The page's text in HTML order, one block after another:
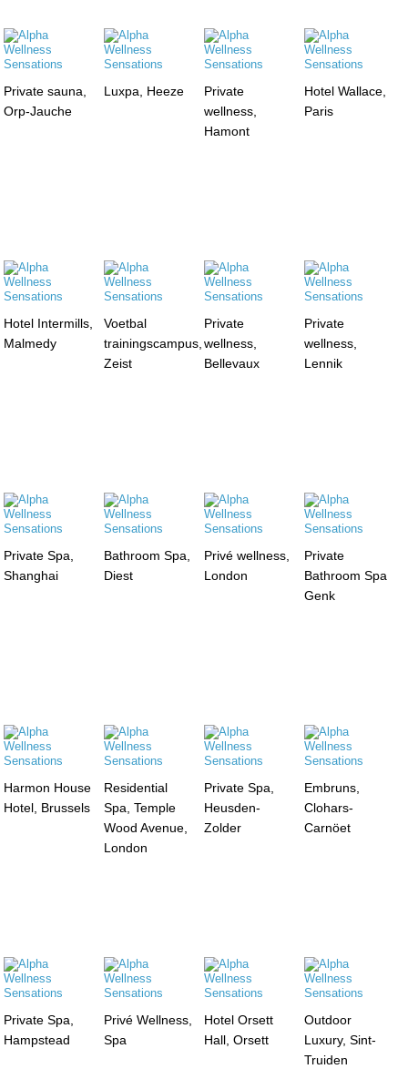
Private sauna,
Orp-Jauche
Luxpa, Heeze
Private
wellness,
Hamont
Hotel Wallace,
Paris
Hotel Intermills,
Malmedy
Voetbal
trainingscampus,
Zeist
Private
wellness,
Bellevaux
Private
wellness,
Lennik
Private Spa,
Shanghai
Bathroom Spa,
Diest
Privé wellness,
London
Private
Bathroom Spa
Genk
Harmon House
Hotel, Brussels
Residential
Spa, Temple
Wood Avenue,
London
Private Spa,
Heusden-
Zolder
Embruns,
Clohars-
Carnöet
Private Spa,
Hampstead
Privé Wellness,
Spa
Hotel Orsett
Hall, Orsett
Outdoor
Luxury, Sint-
Truiden